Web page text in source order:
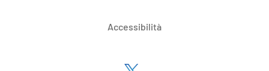
Accessibilità